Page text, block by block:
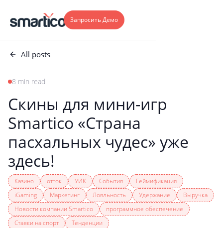
Запросить Демо
All posts
8 min read
Скины для мини-игр
Smartico «Страна
пасхальных чудес» уже
здесь!
Казино отток УИК События
Геймификация
iGaming
Маркетинг Лояльность Удержание
Выручка
Новости компании Smartico
программное обеспечение
Ставки на спорт
Тенденции